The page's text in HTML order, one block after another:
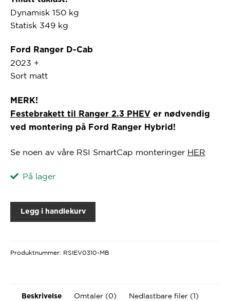
Dynamisk 150 kg
Statisk 349 kg
Ford Ranger D-Cab
2023 +
Sort matt
MERK!
Festebrakett til Ranger 2.3 PHEV er nødvendig
ved montering på Ford Ranger Hybrid!
Se noen av våre RSI SmartCap monteringer HER
På lager
Legg i handlekurv
Produktnummer: RSIEV0310-MB
Beskrivelse Omtaler (0) Nedlastbare filer (1)